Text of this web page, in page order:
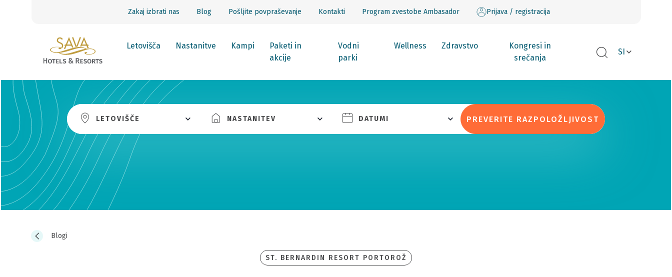
Zakaj izbrati nas Blog Pošljite povpraševanje Kontakti Program zvestobe Ambasador Prijava / registracija
Letovišča Nastanitve Kampi
Paketi in
akcije
Vodni
parki
Wellness Zdravstvo
Kongresi in
srečanja
SI
LETOVIŠČE NASTANITEV DATUMI PREVERITE RAZPOLOŽLJIVOST
Blogi
ST. BERNARDIN RESORT PORTOROŽ